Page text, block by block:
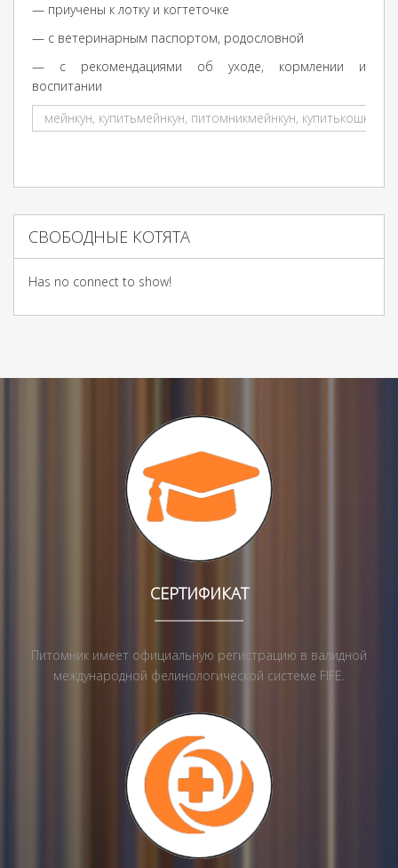
— приучены к лотку и когтеточке
— с ветеринарным паспортом, родословной
— с рекомендациями об уходе, кормлении и
воспитании
мейнкун, купитьмейнкун, питомникмейнкун,
СВОБОДНЫЕ КОТЯТА
Has no connect to show!
СЕРТИФИКАТ
Питомник имеет официальную регистрацию в валидной
международной фелинологической системе FIFE.